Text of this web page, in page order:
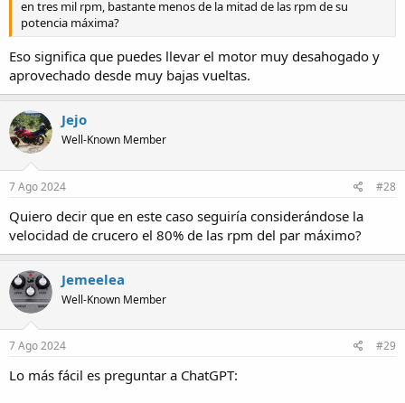
en tres mil rpm, bastante menos de la mitad de las rpm de su
potencia máxima?
Eso significa que puedes llevar el motor muy desahogado y
aprovechado desde muy bajas vueltas.
Jejo
Well-Known Member
7 Ago 2024 #28
Quiero decir que en este caso seguiría considerándose la
velocidad de crucero el 80% de las rpm del par máximo?
Jemeelea
Well-Known Member
7 Ago 2024 #29
Lo más fácil es preguntar a ChatGPT: